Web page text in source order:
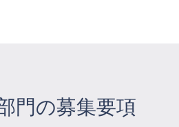
門の募集要項